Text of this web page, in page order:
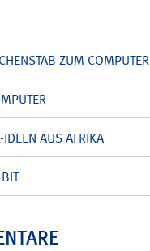
ZUM COMPUTER
AUS AFRIKA